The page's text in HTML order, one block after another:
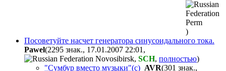
)
Посоветуйте насчет генератора синусоидального тока.
Pawel(2295 знак., 17.01.2007 22:01 ,
, SCH, полностью)
"Сумбур вместо музыки"(с) AVR(301 знак.,